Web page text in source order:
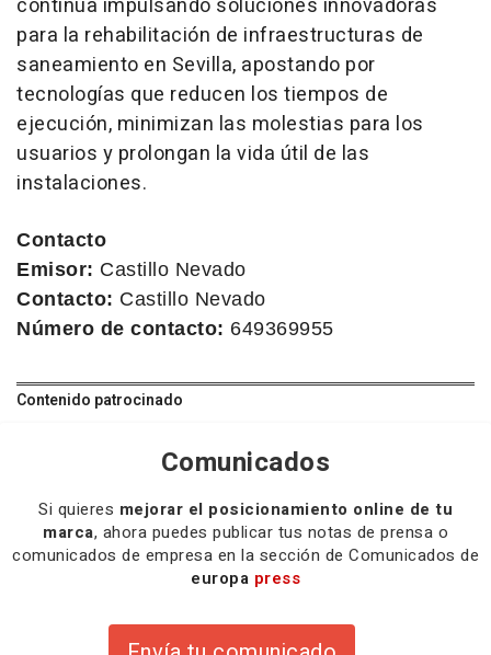
continúa impulsando soluciones innovadoras
para la rehabilitación de infraestructuras de
saneamiento en Sevilla, apostando por
tecnologías que reducen los tiempos de
ejecución, minimizan las molestias para los
usuarios y prolongan la vida útil de las
instalaciones.
Contacto
Emisor: Castillo Nevado
Contacto: Castillo Nevado
Número de contacto: 649369955
Contenido patrocinado
Comunicados
Si quieres mejorar el posicionamiento online de tu
marca, ahora puedes publicar tus notas de prensa o
comunicados de empresa en la sección de Comunicados de
europa press